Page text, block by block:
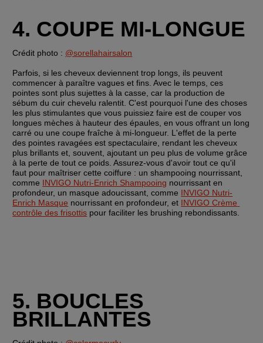
4. COUPE MI-LONGUE
Crédit photo : @sorellahairsalon
Parfois, si les cheveux deviennent trop longs, ils peuvent
commencer à paraître vagues et fins. Avec le temps, ces
pointes sont plus sujettes à la casse, car la production de
sébum du cuir chevelu ralentit. C'est pourquoi l'une des choses
les plus stimulantes que vous puissiez faire est de couper vos
longues mèches à hauteur des épaules, en vous offrant un long
carré ou une coupe fraîche à mi-longueur. L'effet de la perte
des pointes ravagées est spectaculaire, rendant les cheveux
plus brillants et, souvent, ajoutant un peu plus de volume grâce
à la perte de tout ce poids. Assurez-vous d'avoir tout ce qu'il
faut pour maîtriser cette coiffure : un shampooing nourrissant,
comme INVIGO Nutri-Enrich Shampooing nourrissant en
profondeur, un masque adoucissant, comme INVIGO Nutri-
Enrich Masque nourrissant en profondeur, et INVIGO Crème
contrôle des frisottis pour faciliter les brushing rebondissants.
5. BOUCLES
BRILLANTES